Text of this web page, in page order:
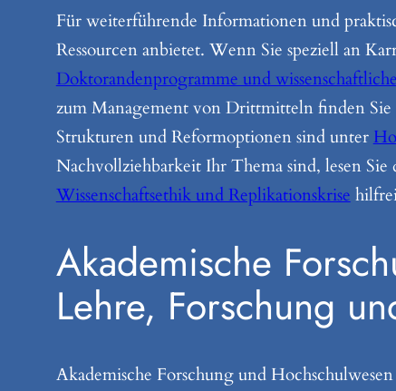
Für weiterführende Informationen und
Ressourcen anbietet. Wenn Sie speziell an
Doktorandenprogramme und
zum Management von Drittmitteln finden Sie
Strukturen und Reformoptionen sind unter
Nachvollziehbarkeit Ihr Thema sind, lesen Sie
Wissenschaftsethik und Replikationskrise
Akademische
Lehre, Forschung
Akademische Forschung und